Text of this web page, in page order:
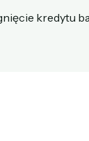
kredytu